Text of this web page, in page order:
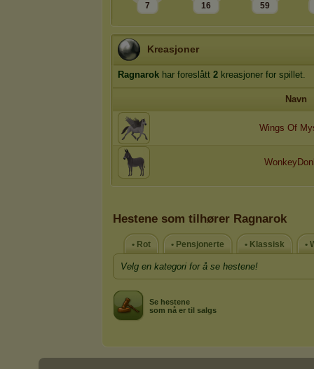
7 16 59
Kreasjoner
Ragnarok har foreslått 2 kreasjoner for spillet.
Navn
Wings Of
Hestene som tilhører Ragnarok
• Rot • Pensjonerte • Klassisk •
Velg en kategori for å se hestene!
Se hestene
som nå er til salgs